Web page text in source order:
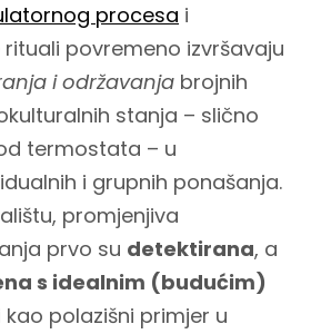
procesa i
povremeno izvršavaju
i održavanja brojnih
stanja – slično
termostata – u
i grupnih ponašanja.
promjenjiva
prvo su detektirana, a
s idealnim (budućim)
kao polazišni primjer u